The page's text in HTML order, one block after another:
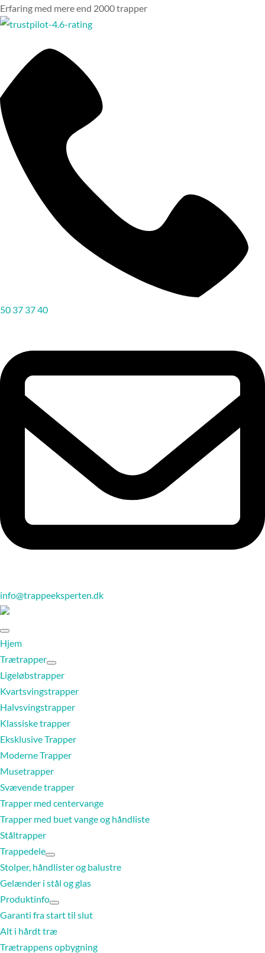
Erfaring med mere end 2000 trapper
50 37 37 40
info@trappeeksperten.dk
Hjem
Trætrapper
Ligeløbstrapper
Kvartsvingstrapper
Halvsvingstrapper
Klassiske trapper
Eksklusive Trapper
Moderne Trapper
Musetrapper
Svævende trapper
Trapper med centervange
Trapper med buet vange og håndliste
Ståltrapper
Trappedele
Stolper, håndlister og balustre
Gelænder i stål og glas
Produktinfo
Garanti fra start til slut
Alt i hårdt træ
Trætrappens opbygning